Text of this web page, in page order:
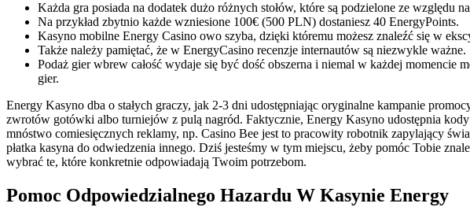
Każda gra posiada na dodatek dużo różnych stołów, które są podzielone ze względu
Na przykład zbytnio każde wzniesione 100€ (500 PLN) dostaniesz 40 EnergyPoints.
Kasyno mobilne Energy Casino owo szyba, dzięki któremu możesz znaleźć się w
Także należy pamiętać, że w EnergyCasino recenzje internautów są niezwykle ważne.
Podaż gier wbrew całość wydaje się być dość obszerna i niemal w każdej momencie
gier.
Energy Kasyno dba o stałych graczy, jak 2-3 dni udostępniając oryginalne kampanie
zwrotów gotówki albo turniejów z pulą nagród. Faktycznie, Energy Kasyno udostępnia
mnóstwo comiesięcznych reklamy, np. Casino Bee jest to pracowity robotnik zapylający
płatka kasyna do odwiedzenia innego. Dziś jesteśmy w tym miejscu, żeby pomóc Tobie
wybrać te, które konkretnie odpowiadają Twoim potrzebom.
Pomoc Odpowiedzialnego Hazardu W Kasynie Energy